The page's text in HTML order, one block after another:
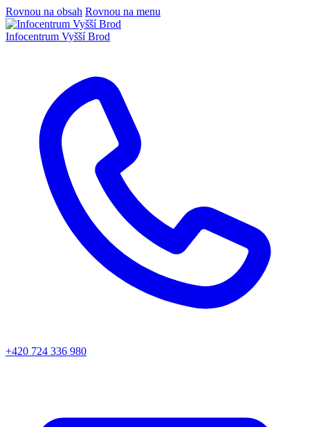
Rovnou na obsah Rovnou na menu
Infocentrum Vyšší Brod
+420 724 336 980